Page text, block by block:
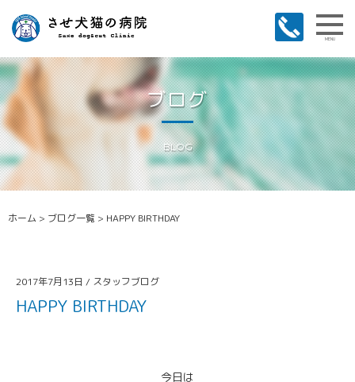
MENU
ブログ
BLOG
ホーム > ブログ一覧 > HAPPY BIRTHDAY
2017年7月13日 / スタッフブログ
HAPPY BIRTHDAY
今日は